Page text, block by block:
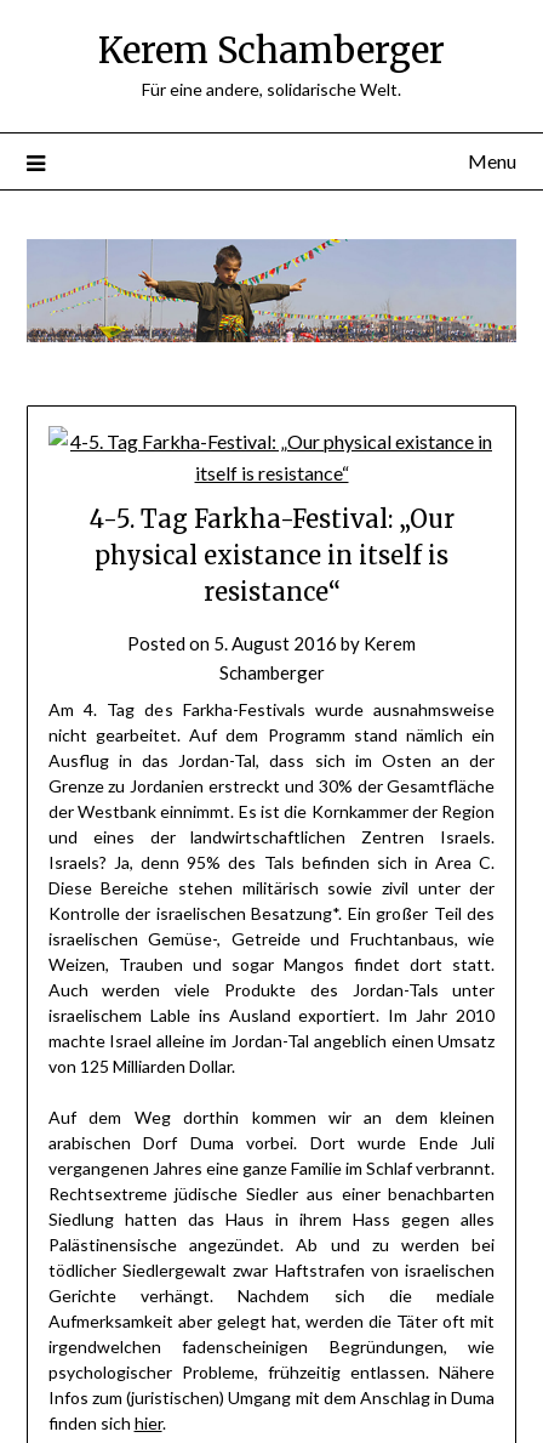
Kerem Schamberger
Für eine andere, solidarische Welt.
Menu
4-5. Tag Farkha-Festival: „Our
physical existance in itself is
resistance“
Posted on 5. August 2016 by Kerem
Schamberger
Am 4. Tag des Farkha-Festivals wurde ausnahmsweise
nicht gearbeitet. Auf dem Programm stand nämlich ein
Ausflug in das Jordan-Tal, dass sich im Osten an der
Grenze zu Jordanien erstreckt und 30% der Gesamtfläche
der Westbank einnimmt. Es ist die Kornkammer der Region
und eines der landwirtschaftlichen Zentren Israels.
Israels? Ja, denn 95% des Tals befinden sich in Area C.
Diese Bereiche stehen militärisch sowie zivil unter der
Kontrolle der israelischen Besatzung*. Ein großer Teil des
israelischen Gemüse-, Getreide und Fruchtanbaus, wie
Weizen, Trauben und sogar Mangos findet dort statt.
Auch werden viele Produkte des Jordan-Tals unter
israelischem Lable ins Ausland exportiert. Im Jahr 2010
machte Israel alleine im Jordan-Tal angeblich einen Umsatz
von 125 Milliarden Dollar.
Auf dem Weg dorthin kommen wir an dem kleinen
arabischen Dorf Duma vorbei. Dort wurde Ende Juli
vergangenen Jahres eine ganze Familie im Schlaf verbrannt.
Rechtsextreme jüdische Siedler aus einer benachbarten
Siedlung hatten das Haus in ihrem Hass gegen alles
Palästinensische angezündet. Ab und zu werden bei
tödlicher Siedlergewalt zwar Haftstrafen von israelischen
Gerichte verhängt. Nachdem sich die mediale
Aufmerksamkeit aber gelegt hat, werden die Täter oft mit
irgendwelchen fadenscheinigen Begründungen, wie
psychologischer Probleme, frühzeitig entlassen. Nähere
Infos zum (juristischen) Umgang mit dem Anschlag in Duma
finden sich hier.